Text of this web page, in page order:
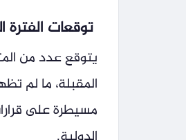
توقعات الفترة
يتوقع عدد من
المقبلة، ما لم
مسيطرة على